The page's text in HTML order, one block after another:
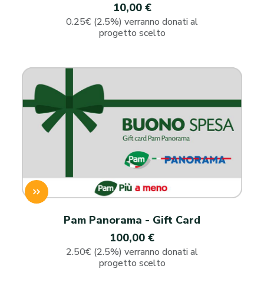
10,00 €
0.25€ (2.5%) verranno donati al
progetto scelto
Pam Panorama - Gift Card
100,00 €
2.50€ (2.5%) verranno donati al
progetto scelto